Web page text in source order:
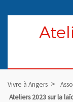
Vivre à Angers
Ateliers 2023 sur la